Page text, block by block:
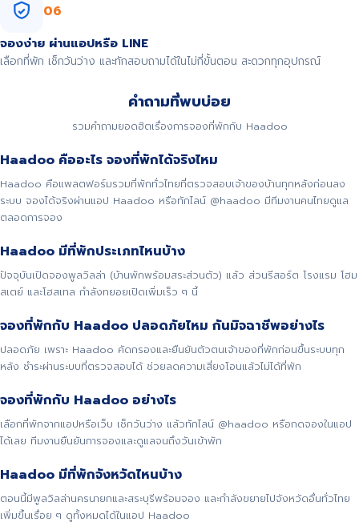
06
จองง่าย ผ่านแอปหรือ LINE
เลือกที่พัก เช็กวันว่าง และทักสอบถามได้ในไม่กี่ขั้นตอน สะดวกทุกอุปกรณ์
คำถามที่พบบ่อย
รวมคำถามยอดฮิตเรื่องการจองที่พักกับ Haadoo
Haadoo คืออะไร จองที่พักได้จริงไหม
Haadoo คือแพลตฟอร์มรวมที่พักทั่วไทยที่ตรวจสอบเจ้าของบ้านทุกหลังก่อนลง
ระบบ จองได้จริงผ่านแอป Haadoo หรือทักไลน์ @haadoo มีทีมงานคนไทยดูแล
ตลอดการจอง
Haadoo มีที่พักประเภทไหนบ้าง
ปัจจุบันเปิดจองพูลวิลล่า (บ้านพักพร้อมสระส่วนตัว) แล้ว ส่วนรีสอร์ต โรงแรม โฮม
สเตย์ และโฮสเทล กำลังทยอยเปิดเพิ่มเร็ว ๆ นี้
จองที่พักกับ Haadoo ปลอดภัยไหม กันมิจฉาชีพอย่างไร
ปลอดภัย เพราะ Haadoo คัดกรองและยืนยันตัวตนเจ้าของที่พักก่อนขึ้นระบบทุก
หลัง ชำระผ่านระบบที่ตรวจสอบได้ ช่วยลดความเสี่ยงโอนแล้วไม่ได้ที่พัก
จองที่พักกับ Haadoo อย่างไร
เลือกที่พักจากแอปหรือเว็บ เช็กวันว่าง แล้วทักไลน์ @haadoo หรือกดจองในแอป
ได้เลย ทีมงานยืนยันการจองและดูแลจนถึงวันเข้าพัก
Haadoo มีที่พักจังหวัดไหนบ้าง
ตอนนี้มีพูลวิลล่านครนายกและสระบุรีพร้อมจอง และกำลังขยายไปจังหวัดอื่นทั่วไทย
เพิ่มขึ้นเรื่อย ๆ ดูทั้งหมดได้ในแอป Haadoo